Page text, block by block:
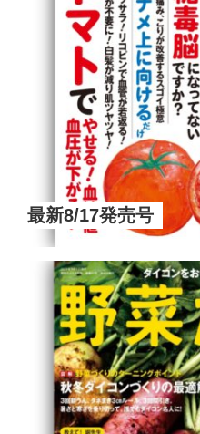
最新8/17発売号